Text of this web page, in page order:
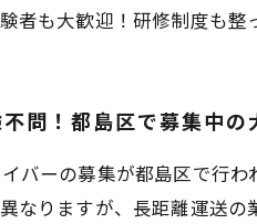
者も大歓迎！研修制度も
問！都島区で募集中
バーの募集が都島区で行
なりますが、長距離運送